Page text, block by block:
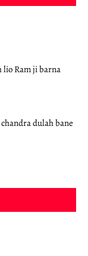
lio Ram ji barna
dulah bane